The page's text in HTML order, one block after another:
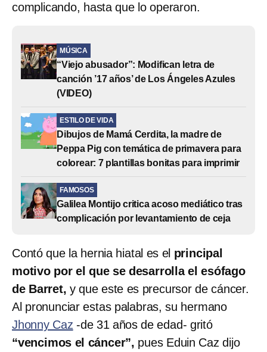
complicando, hasta que lo operaron.
MÚSICA
“Viejo abusador”: Modifican letra de
canción ’17 años’ de Los Ángeles Azules
(VIDEO)
ESTILO DE VIDA
Dibujos de Mamá Cerdita, la madre de
Peppa Pig con temática de primavera para
colorear: 7 plantillas bonitas para imprimir
FAMOSOS
Galilea Montijo critica acoso mediático tras
complicación por levantamiento de ceja
Contó que la hernia hiatal es el principal
motivo por el que se desarrolla el esófago
de Barret,y que este es precursor de cáncer.
Al pronunciar estas palabras, su hermano
Jhonny Caz -de 31 años de edad- gritó
“vencimos el cáncer”, pues Eduin Caz dijo